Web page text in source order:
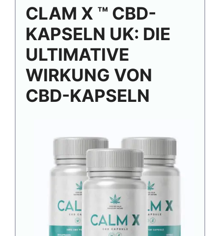
CLAM X ™ CBD-
KAPSELN UK: DIE
ULTIMATIVE
WIRKUNG VON
CBD-KAPSELN